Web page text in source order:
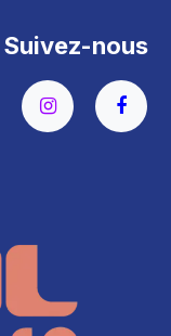
Suivez-nous